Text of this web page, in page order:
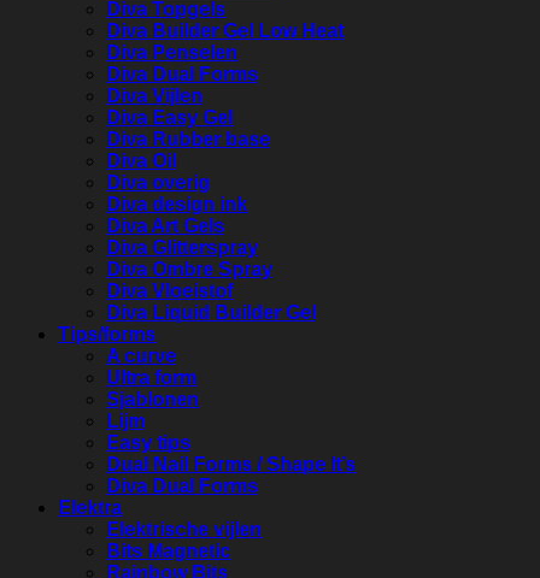
Diva Topgels
Diva Builder Gel Low Heat
Diva Penselen
Diva Dual Forms
Diva Vijlen
Diva Easy Gel
Diva Rubber base
Diva Oil
Diva overig
Diva design ink
Diva Art Gels
Diva Glitterspray
Diva Ombre Spray
Diva Vloeistof
Diva Liquid Builder Gel
Tips/forms
A curve
Ultra form
Sjablonen
Lijm
Easy tips
Dual Nail Forms / Shape It’s
Diva Dual Forms
Elektra
Elektrische vijlen
Bits Magnetic
Rainbow Bits